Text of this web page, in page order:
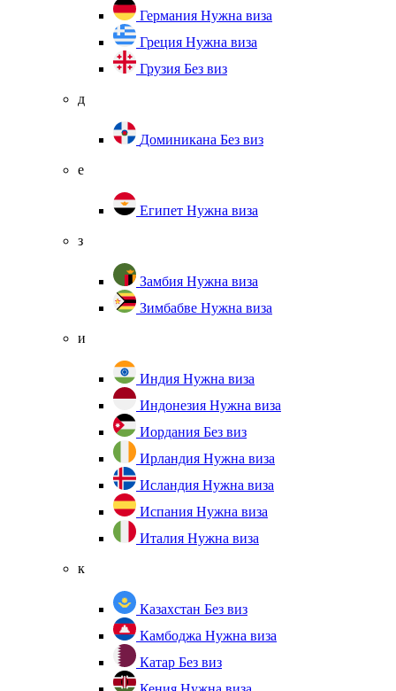
Германия Нужна виза
Греция Нужна виза
Грузия Без виз
д
Доминикана Без виз
е
Египет Нужна виза
з
Замбия Нужна виза
Зимбабве Нужна виза
и
Индия Нужна виза
Индонезия Нужна виза
Иордания Без виз
Ирландия Нужна виза
Исландия Нужна виза
Испания Нужна виза
Италия Нужна виза
к
Казахстан Без виз
Камбоджа Нужна виза
Катар Без виз